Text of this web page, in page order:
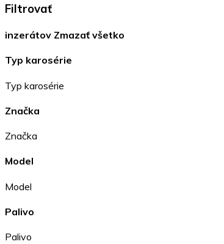
Filtrovať
inzerátov Zmazať všetko
Typ karosérie
Typ karosérie
Značka
Značka
Model
Model
Palivo
Palivo